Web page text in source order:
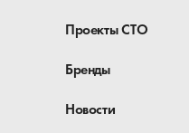
Проекты СТО
Бренды
Новости